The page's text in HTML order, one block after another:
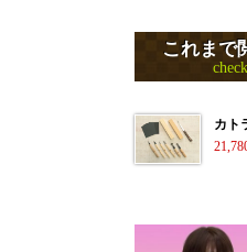
これまで
カト